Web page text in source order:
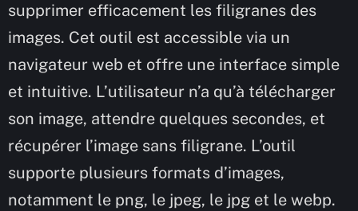
supprimer efficacement les filigranes des
images. Cet outil est accessible via un
navigateur web et offre une interface simple
et intuitive. L’utilisateur n’a qu’à télécharger
son image, attendre quelques secondes, et
récupérer l’image sans filigrane. L’outil
supporte plusieurs formats d’images,
notamment le png, le jpeg, le jpg et le webp.